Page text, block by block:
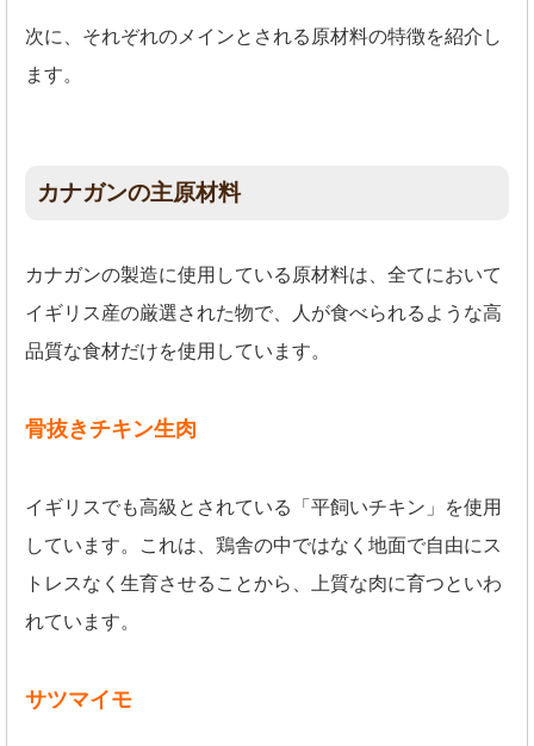
次に、それぞれのメインとされる原材料の特徴を紹介し
ます。
カナガンの主原材料
カナガンの製造に使用している原材料は、全てにおいて
イギリス産の厳選された物で、人が食べられるような高
品質な食材だけを使用しています。
骨抜きチキン生肉
イギリスでも高級とされている「平飼いチキン」を使用
しています。これは、鶏舎の中ではなく地面で自由にス
トレスなく生育させることから、上質な肉に育つといわ
れています。
サツマイモ